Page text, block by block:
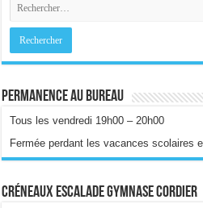
Permanence au bureau
Tous les vendredi 19h00 – 20h00
Fermée perdant les vacances scolaires
Créneaux escalade gymnase Cordier